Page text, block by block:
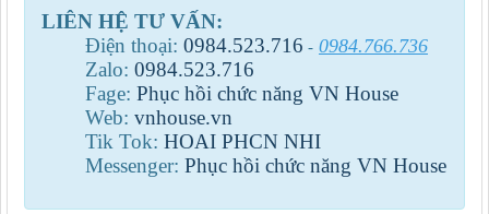
LIÊN HỆ TƯ VẤN:
Điện thoại: 0984.523.716 - 0984.766.736
Zalo: 0984.523.716
Fage: Phục hồi chức năng VN House
Web: vnhouse.vn
Tik Tok: HOAI PHCN NHI
Messenger: Phục hồi chức năng VN House